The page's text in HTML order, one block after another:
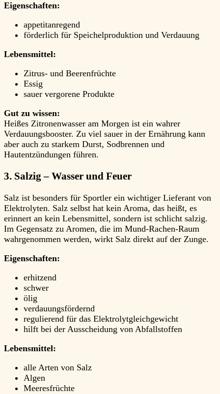
Eigenschaften:
appetitanregend
förderlich für Speichelproduktion und Verdauung
Lebensmittel:
Zitrus- und Beerenfrüchte
Essig
sauer vergorene Produkte
Gut zu wissen:
Heißes Zitronenwasser am Morgen ist ein wahrer
Verdauungsbooster. Zu viel sauer in der Ernährung kann
aber auch zu starkem Durst, Sodbrennen und
Hautentzündungen führen.
3. Salzig – Wasser und Feuer
Salz ist besonders für Sportler ein wichtiger Lieferant von
Elektrolyten. Salz selbst hat kein Aroma, das heißt, es
erinnert an kein Lebensmittel, sondern ist schlicht salzig.
Im Gegensatz zu Aromen, die im Mund-Rachen-Raum
wahrgenommen werden, wirkt Salz direkt auf der Zunge.
Eigenschaften:
erhitzend
schwer
ölig
verdauungsfördernd
regulierend für das Elektrolytgleichgewicht
hilft bei der Ausscheidung von Abfallstoffen
Lebensmittel:
alle Arten von Salz
Algen
Meeresfrüchte